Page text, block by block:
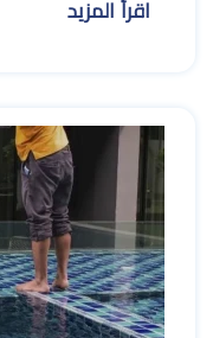
اقرأ المزيد